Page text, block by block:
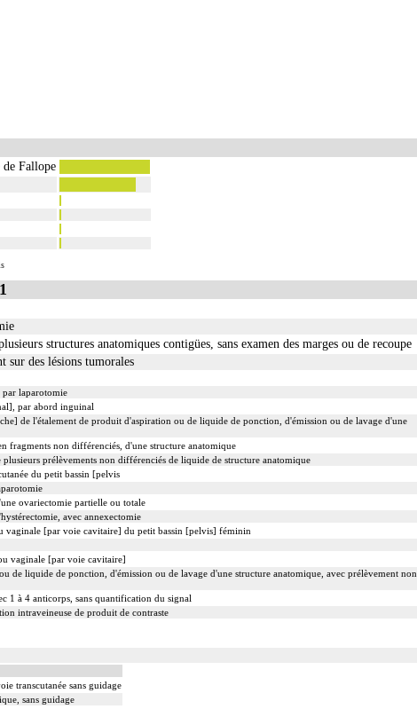
Fallope
structures anatomiques contigües, sans examen des marges ou de recoupe
sur des lésions tumorales
par laparotomie
par abord inguinal
de l'étalement de produit d'aspiration ou de liquide de ponction, d'émission ou de lavage d'une
fragments non différenciés, d'une structure anatomique
prélèvements non différenciés de liquide de structure anatomique
du petit bassin [pelvis
ovariectomie partielle ou totale
avec annexectomie
vaginale [par voie cavitaire] du petit bassin [pelvis] féminin
vaginale [par voie cavitaire]
de liquide de ponction, d'émission ou de lavage d'une structure anatomique, avec prélèvement non
1 à 4 anticorps, sans quantification du signal
intraveineuse de produit de contraste
transcutanée sans guidage
sans guidage